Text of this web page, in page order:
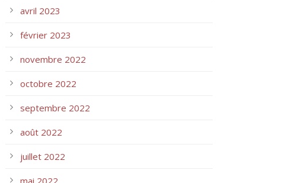
avril 2023
février 2023
novembre 2022
octobre 2022
septembre 2022
août 2022
juillet 2022
mai 2022